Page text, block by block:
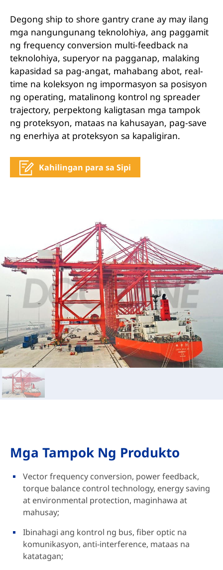
Degong ship to shore gantry crane ay may ilang
mga nangungunang teknolohiya, ang paggamit
ng frequency conversion multi-feedback na
teknolohiya, superyor na pagganap, malaking
kapasidad sa pag-angat, mahabang abot, real-
time na koleksyon ng impormasyon sa posisyon
ng operating, matalinong kontrol ng spreader
trajectory, perpektong kaligtasan mga tampok
ng proteksyon, mataas na kahusayan, pag-save
ng enerhiya at proteksyon sa kapaligiran.
Kahilingan para sa Sipi
Mga Tampok Ng Produkto
Vector frequency conversion, power feedback,
torque balance control technology, energy saving
at environmental protection, maginhawa at
mahusay;
Ibinahagi ang kontrol ng bus, fiber optic na
komunikasyon, anti-interference, mataas na
katatagan;